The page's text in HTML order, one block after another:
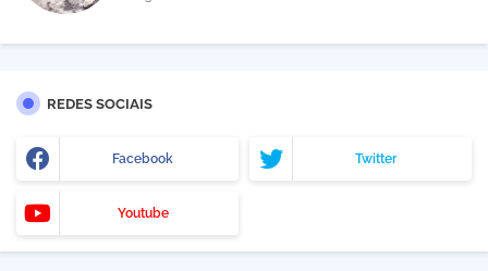
REDES SOCIAIS
Facebook Twitter
Youtube